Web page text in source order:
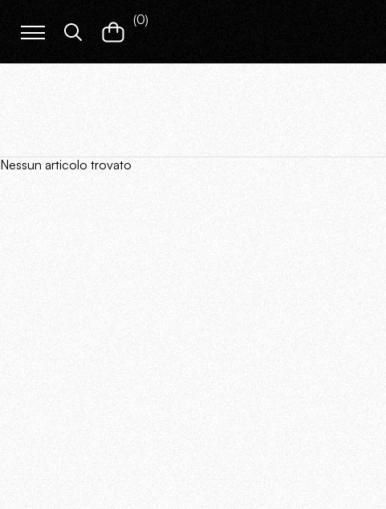
(0)
Nessun articolo trovato